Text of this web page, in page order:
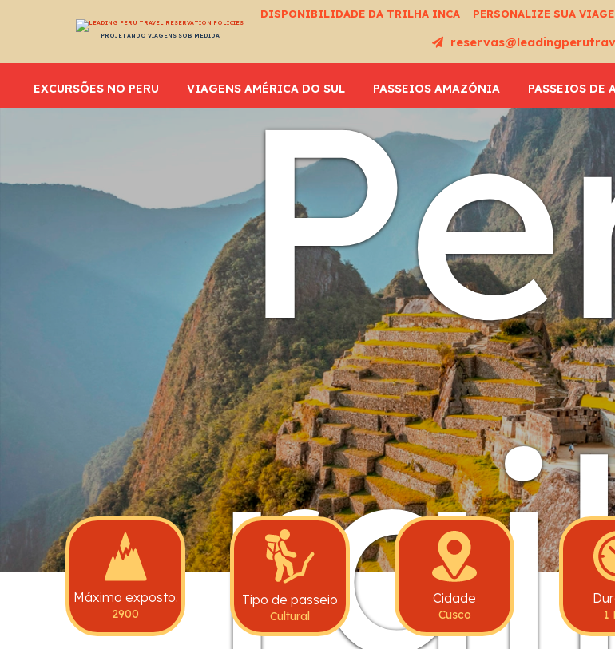
PROJETANDO VIAGENS SOB MEDIDA
DISPONIBILIDADE DA TRILHA INCA PERSONALIZE SUA
EXCURSÕES NO PERU VIAGENS AMÉRICA DO SUL PASSEIOS AMAZÓNIA PASSEIOS DE
Máximo exposto.
2900
Tipo de passeio
Cultural
Cidade
Cusco 1